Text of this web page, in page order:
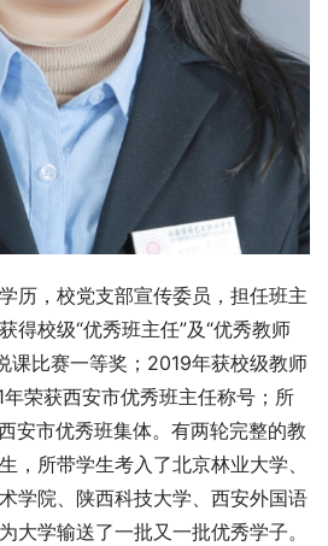
历，校党支部宣传委员，担任班主
得校级“优秀班主任”及“优秀教师
课比赛一等奖；2019年获校级教师
荣获西安市优秀班主任称号；所
安市优秀班集体。有两轮完整的教
，所带学生考入了北京林业大学、
学院、陕西科技大学、西安外国语
大学输送了一批又一批优秀学子。